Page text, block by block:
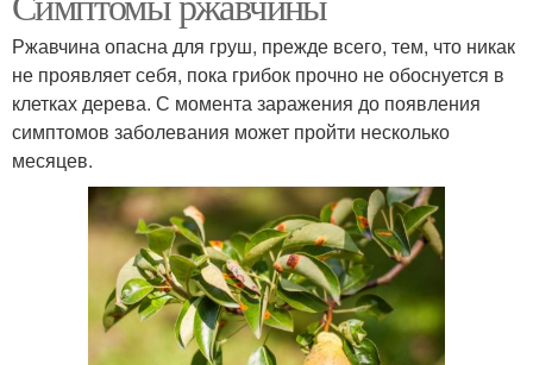
Ржавчина опасна для груш, прежде всего, тем, что никак
не проявляет себя, пока грибок прочно не обоснуется в
клетках дерева. С момента заражения до появления
симптомов заболевания может пройти несколько
месяцев.